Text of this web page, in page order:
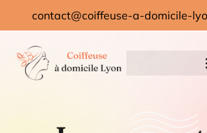
contact@coiffeuse-a-domicile-